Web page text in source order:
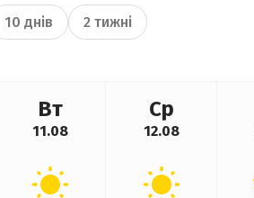
10 днів 2 тижні
Вт
11.08
Ср
12.08